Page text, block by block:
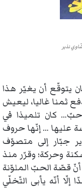
نذير
يتوقّع أن يغيّر هذا
ثمنا غاليا، ليعيش
كان تلميذا في
عليها … إنّها حروف
جبّار إلى متصوّف
وحركة؛ وقرّر منذ
قصّة الحبّ الملوّنة
أنّه يأبى التّخلّي